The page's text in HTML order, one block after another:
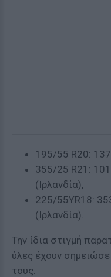
195/55 R20:
355/25 R21:
(Ιρλανδία),
225/55YR18:
(Ιρλανδία).
Την ίδια στιγμή
ύλες έχουν
τους.